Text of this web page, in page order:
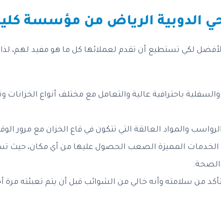
الدوبية الرياض من مؤسسة
لكي تستطيع أن تقدم لعملائها كل ما هو مفيد لهم،
باحترافية عالية والتعامل مع مختلف أنواع الخزانات
والمواد العالقة التي تتكون في قاع الخزان مع مرور
الخدمات المميزة الصعب الحصول عليها من أي مكان،
الصحة.
من سلامته وأنه خالي من الشوائب قبل أن يتم تعبئته مرة